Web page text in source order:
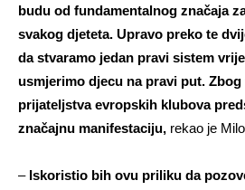
budu od fundamentalnog značaja
svakog djeteta. Upravo preko te
da stvaramo jedan pravi sistem
usmjerimo djecu na pravi put.
prijateljstva evropskih klubova
značajnu manifestaciju, rekao je
– Iskoristio bih ovu priliku da